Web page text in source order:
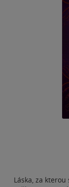
Láska, za